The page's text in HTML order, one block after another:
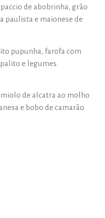
de abobrinha, grão
paulista e maionese de
pupunha, farofa com
e legumes
miolo de alcatra ao molho
e bobo de camarão.